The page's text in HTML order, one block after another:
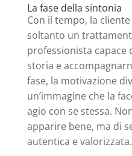
La fase della sintonia
Con il tempo, la
soltanto un
professionista capace
storia e
fase, la motivazione
un’immagine che la
agio con se stessa.
apparire bene, ma di
autentica e valorizzata.